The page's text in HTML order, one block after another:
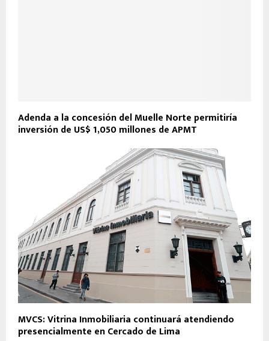
Adenda a la concesión del Muelle Norte permitiría
inversión de US$ 1,050 millones de APMT
MVCS: Vitrina Inmobiliaria continuará atendiendo
presencialmente en Cercado de Lima